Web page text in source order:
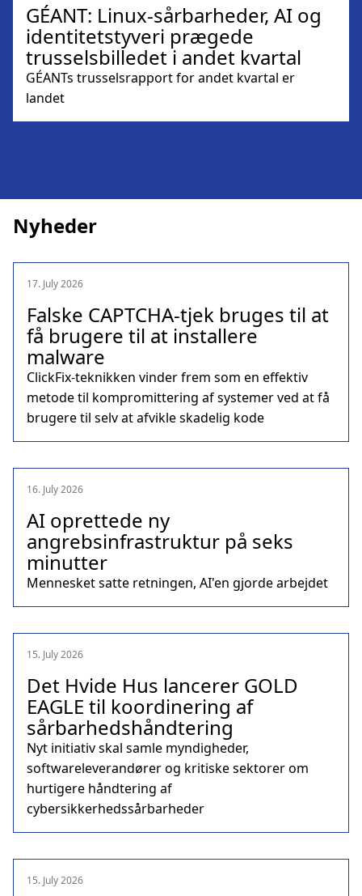
GÉANT: Linux-sårbarheder, AI og
identitetstyveri prægede
trusselsbilledet i andet kvartal
GÉANTs trusselsrapport for andet kvartal er
landet
Nyheder
17. July 2026
Falske CAPTCHA-tjek bruges til at
få brugere til at installere
malware
ClickFix-teknikken vinder frem som en effektiv
metode til kompromittering af systemer ved at få
brugere til selv at afvikle skadelig kode
16. July 2026
AI oprettede ny
angrebsinfrastruktur på seks
minutter
Mennesket satte retningen, AI'en gjorde arbejdet
15. July 2026
Det Hvide Hus lancerer GOLD
EAGLE til koordinering af
sårbarhedshåndtering
Nyt initiativ skal samle myndigheder,
softwareleverandører og kritiske sektorer om
hurtigere håndtering af
cybersikkerhedssårbarheder
15. July 2026